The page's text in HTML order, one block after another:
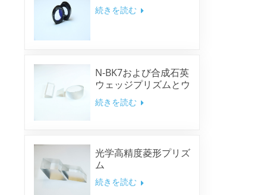
続きを読む
N-BK7および合成石英
ウェッジプリズムとウ
ェッジウィンドウ
続きを読む
光学高精度菱形プリズ
ム
続きを読む